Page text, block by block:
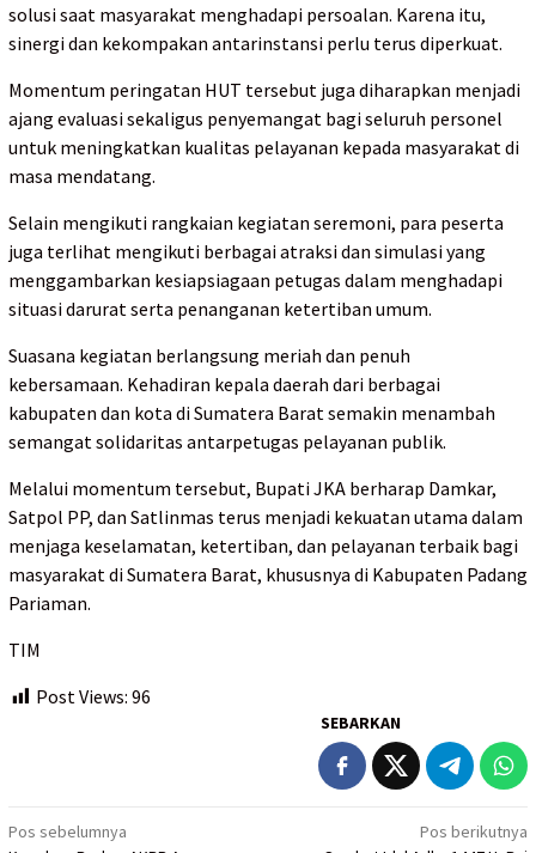
solusi saat masyarakat menghadapi persoalan. Karena itu,
sinergi dan kekompakan antarinstansi perlu terus diperkuat.
Momentum peringatan HUT tersebut juga diharapkan menjadi
ajang evaluasi sekaligus penyemangat bagi seluruh personel
untuk meningkatkan kualitas pelayanan kepada masyarakat di
masa mendatang.
Selain mengikuti rangkaian kegiatan seremoni, para peserta
juga terlihat mengikuti berbagai atraksi dan simulasi yang
menggambarkan kesiapsiagaan petugas dalam menghadapi
situasi darurat serta penanganan ketertiban umum.
Suasana kegiatan berlangsung meriah dan penuh
kebersamaan. Kehadiran kepala daerah dari berbagai
kabupaten dan kota di Sumatera Barat semakin menambah
semangat solidaritas antarpetugas pelayanan publik.
Melalui momentum tersebut, Bupati JKA berharap Damkar,
Satpol PP, dan Satlinmas terus menjadi kekuatan utama dalam
menjaga keselamatan, ketertiban, dan pelayanan terbaik bagi
masyarakat di Sumatera Barat, khususnya di Kabupaten Padang
Pariaman.
TIM
Post Views: 96
SEBARKAN
Navigasi
Pos sebelumnya
Pos berikutnya